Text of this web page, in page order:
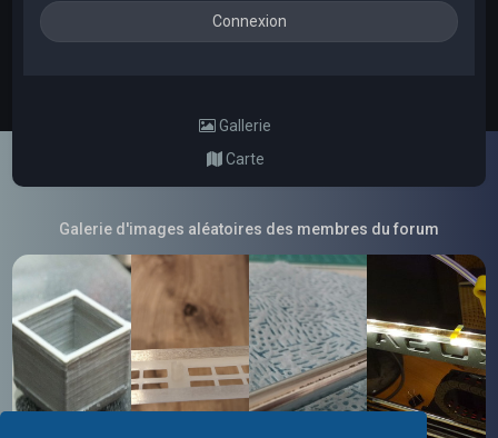
Gallerie
Carte
Galerie d'images aléatoires des membres du forum